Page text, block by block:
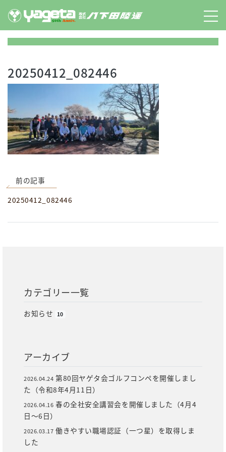
content
20250412_082446
前の記事
20250412_082446
カテゴリー一覧
お知らせ 10
アーカイブ
2026.04.24 第80回ヤゲタ会ゴルフコンペを開催しまし
た（令和8年4月11日）
2026.04.16 春の全社安全講習会を開催しました（4月4
日～6日）
2026.03.17 働きやすい職場認証（一つ星）を取得しま
した